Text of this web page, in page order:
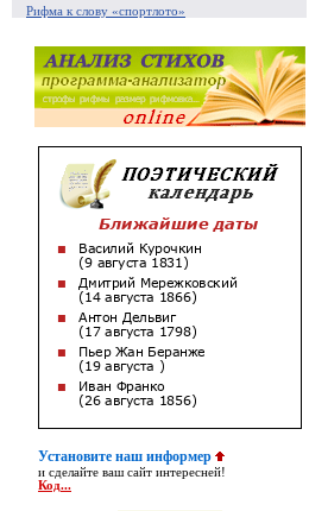
Рифма к слову «спортлото»
Установите наш информер
и сделайте ваш сайт интересней!
Код...